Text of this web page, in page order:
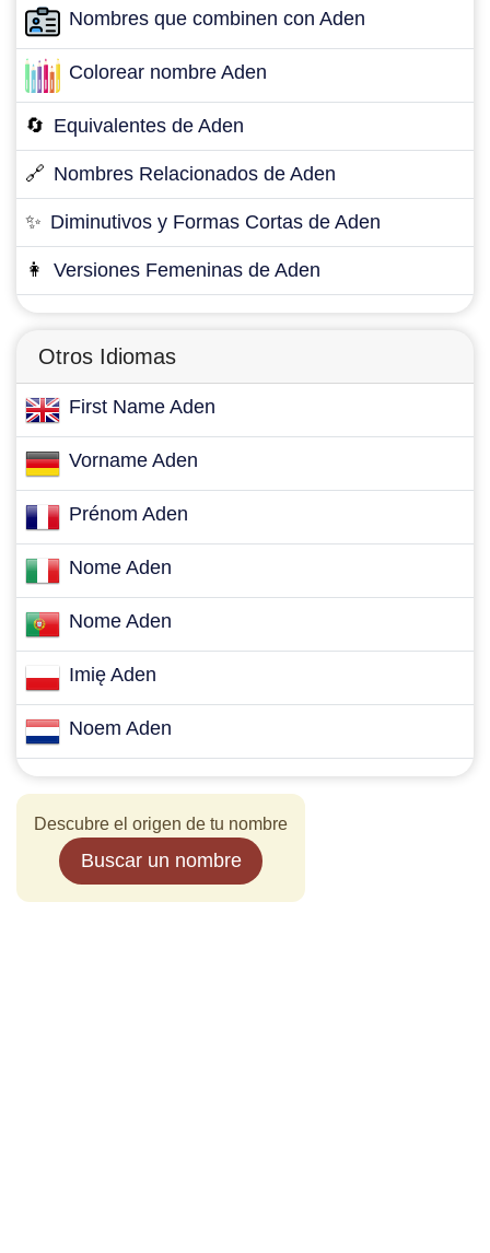
Nombres que combinen con Aden
Colorear nombre Aden
🔄 Equivalentes de Aden
🔗 Nombres Relacionados de Aden
✨ Diminutivos y Formas Cortas de Aden
👩 Versiones Femeninas de Aden
Otros Idiomas
First Name Aden
Vorname Aden
Prénom Aden
Nome Aden
Nome Aden
Imię Aden
Noem Aden
Descubre el origen de tu nombre
Buscar un nombre